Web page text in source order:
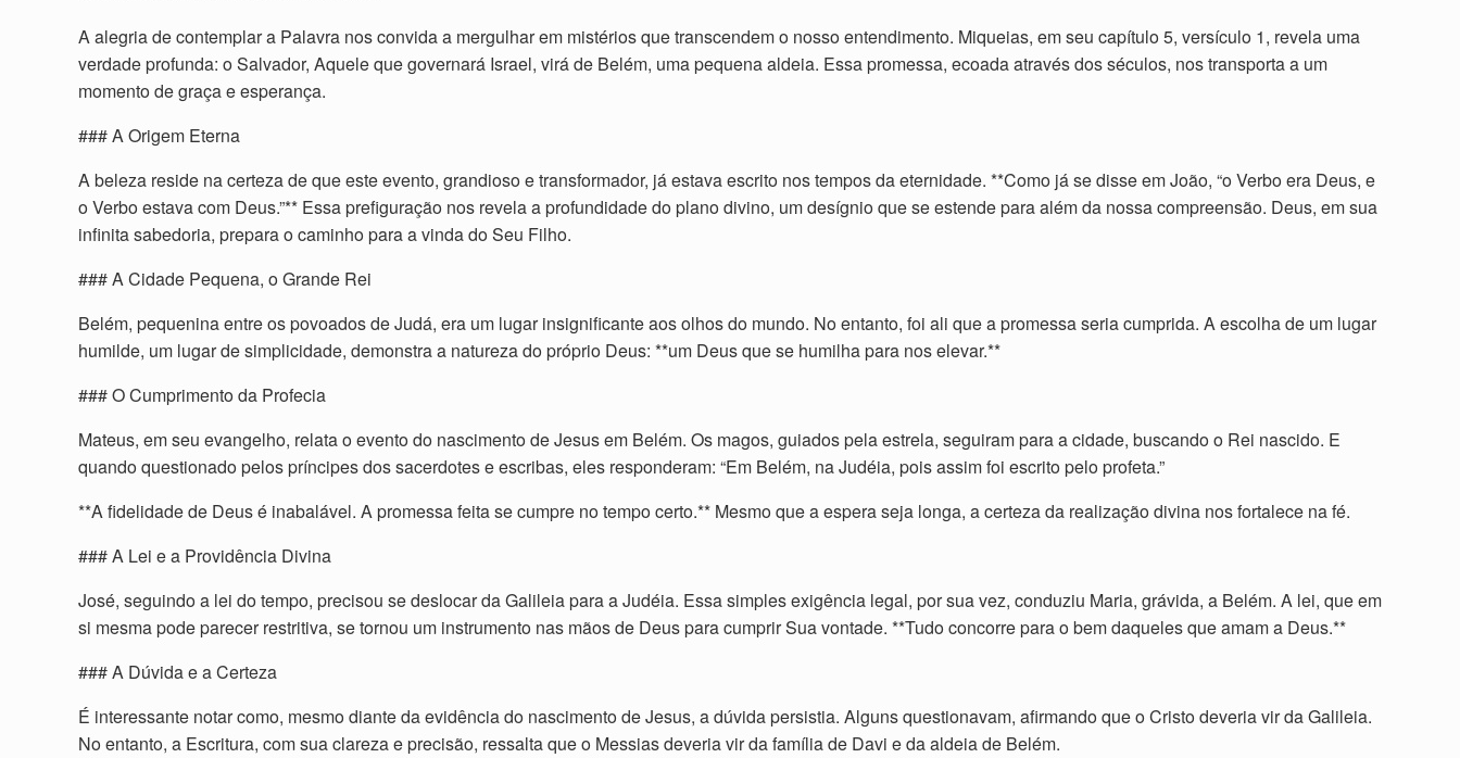
A alegria de contemplar a Palavra nos convida a mergulhar em mistérios que transcendem o nosso entendimento. Miqueias, em seu capítulo 5, versículo 1, revela uma
verdade profunda: o Salvador, Aquele que governará Israel, virá de Belém, uma pequena aldeia. Essa promessa, ecoada através dos séculos, nos transporta a um
momento de graça e esperança.
### A Origem Eterna
A beleza reside na certeza de que este evento, grandioso e transformador, já estava escrito nos tempos da eternidade. **Como já se disse em João, “o Verbo era Deus, e
o Verbo estava com Deus.”** Essa prefiguração nos revela a profundidade do plano divino, um desígnio que se estende para além da nossa compreensão. Deus, em sua
infinita sabedoria, prepara o caminho para a vinda do Seu Filho.
### A Cidade Pequena, o Grande Rei
Belém, pequenina entre os povoados de Judá, era um lugar insignificante aos olhos do mundo. No entanto, foi ali que a promessa seria cumprida. A escolha de um lugar
humilde, um lugar de simplicidade, demonstra a natureza do próprio Deus: **um Deus que se humilha para nos elevar.**
### O Cumprimento da Profecia
Mateus, em seu evangelho, relata o evento do nascimento de Jesus em Belém. Os magos, guiados pela estrela, seguiram para a cidade, buscando o Rei nascido. E
quando questionado pelos príncipes dos sacerdotes e escribas, eles responderam: “Em Belém, na Judéia, pois assim foi escrito pelo profeta.”
**A fidelidade de Deus é inabalável. A promessa feita se cumpre no tempo certo.** Mesmo que a espera seja longa, a certeza da realização divina nos fortalece na fé.
### A Lei e a Providência Divina
José, seguindo a lei do tempo, precisou se deslocar da Galileia para a Judéia. Essa simples exigência legal, por sua vez, conduziu Maria, grávida, a Belém. A lei, que em
si mesma pode parecer restritiva, se tornou um instrumento nas mãos de Deus para cumprir Sua vontade. **Tudo concorre para o bem daqueles que amam a Deus.**
### A Dúvida e a Certeza
É interessante notar como, mesmo diante da evidência do nascimento de Jesus, a dúvida persistia. Alguns questionavam, afirmando que o Cristo deveria vir da Galileia.
No entanto, a Escritura, com sua clareza e precisão, ressalta que o Messias deveria vir da família de Davi e da aldeia de Belém.